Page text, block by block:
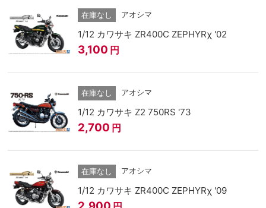
在庫なし アオシマ
1/12 カワサキ ZR400C ZEPHYRχ '02
3,100 円
在庫なし アオシマ
1/12 カワサキ Z2 750RS '73
2,700 円
在庫なし アオシマ
1/12 カワサキ ZR400C ZEPHYRχ '09